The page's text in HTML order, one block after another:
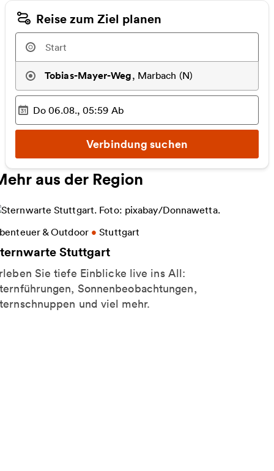
Reise zum Ziel planen
Tobias-Mayer-Weg, Marbach (N)
Ausgewählter Zeitpunkt
Do 06.08., 05:59 Ab
Verbindung suchen
aus der Region
& Outdoor • Stuttgart
Stuttgart
Sie tiefe Einblicke live ins All:
Sonnenbeobachtungen,
und viel mehr.
Informationen zu Sternwarte Stuttgart